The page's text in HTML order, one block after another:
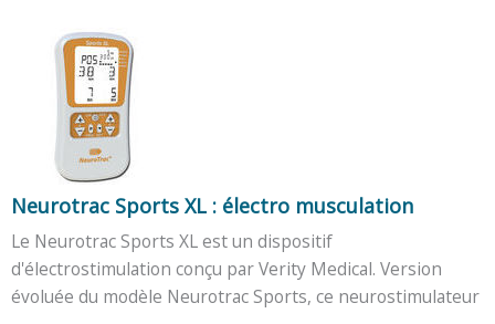
Neurotrac Sports XL : électro musculation
Le Neurotrac Sports XL est un dispositif
d'électrostimulation conçu par Verity Medical. Version
évoluée du modèle Neurotrac Sports, ce neurostimulateur